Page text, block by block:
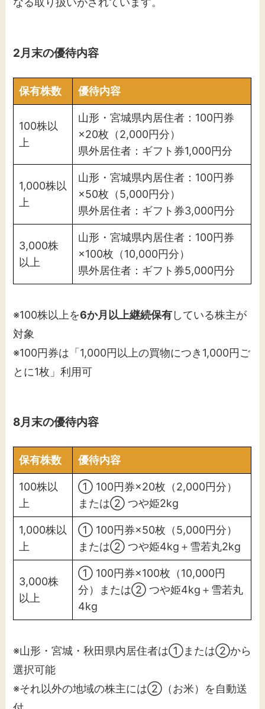
2月末の優待内容
保有株数 優待内容
100株以
上
山形・宮城県内居住者：100円券
×20枚（2,000円分）
県外居住者：ギフト券1,000円分
1,000株以
上
山形・宮城県内居住者：100円券
×50枚（5,000円分）
県外居住者：ギフト券3,000円分
3,000株
以上
山形・宮城県内居住者：100円券
×100枚（10,000円分）
県外居住者：ギフト券5,000円分
※100株以上を6か月以上継続保有している株主が
対象
※100円券は「1,000円以上の買物につき1,000円ご
とに1枚」利用可
8月末の優待内容
保有株数 優待内容
100株以
上
① 100円券×20枚（2,000円分）
または② つや姫2kg
1,000株以
上
① 100円券×50枚（5,000円分）
または② つや姫4kg＋雪若丸2kg
3,000株
以上
① 100円券×100枚（10,000円
分）または② つや姫4kg＋雪若丸
4kg
※山形・宮城・秋田県内居住者は①または②から
選択可能
※それ以外の地域の株主には②（お米）を自動送